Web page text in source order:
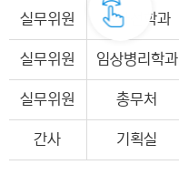
실무위원 방사선학과
실무위원 임상병리학과
실무위원 총무처
간사 기획실